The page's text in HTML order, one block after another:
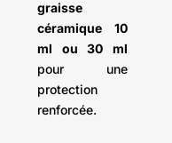
graisse
céramique 10
ml ou 30 ml
pour une
protection
renforcée.